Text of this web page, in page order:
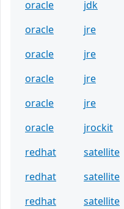
oracle
jdk
oracle
jre
oracle
jre
oracle
jre
oracle
jre
oracle
jrockit
redhat
satellite
redhat
satellite
redhat
satellite